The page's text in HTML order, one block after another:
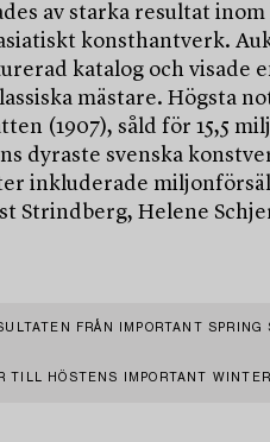
av starka resultat inom
konsthantverk.
katalog och visade
mästare. Högsta
(1907), såld för 15,5
dyraste svenska
inkluderade
Strindberg, Helene
FRÅN IMPORTANT SPRING
TILL HÖSTENS IMPORTANT